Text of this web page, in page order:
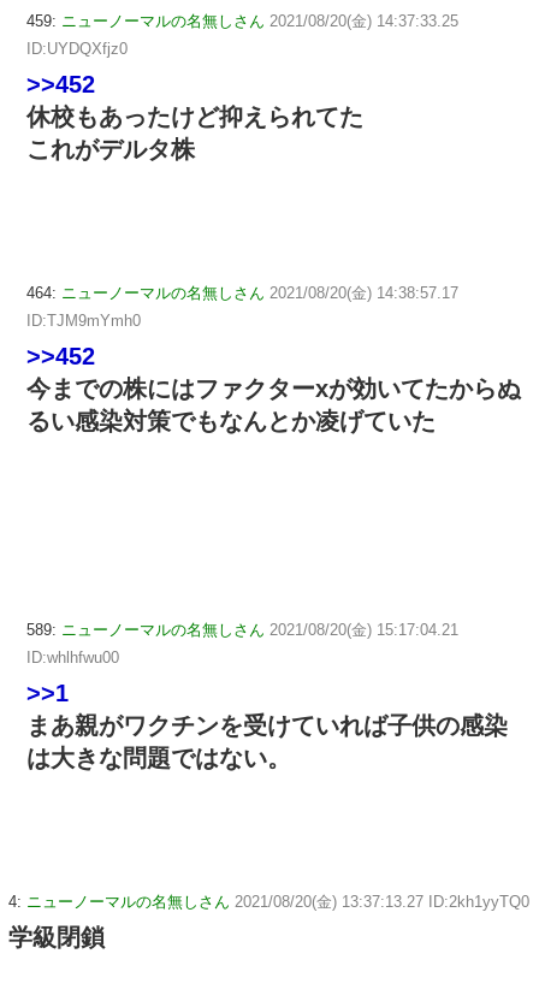
459: ニューノーマルの名無しさん 2021/08/20(金) 14:37:33.25
ID:UYDQXfjz0
>>452
休校もあったけど抑えられてた
これがデルタ株
464: ニューノーマルの名無しさん 2021/08/20(金) 14:38:57.17
ID:TJM9mYmh0
>>452
今までの株にはファクターxが効いてたからぬ
るい感染対策でもなんとか凌げていた
589: ニューノーマルの名無しさん 2021/08/20(金) 15:17:04.21
ID:whlhfwu00
>>1
まあ親がワクチンを受けていれば子供の感染
は大きな問題ではない。
4: ニューノーマルの名無しさん 2021/08/20(金) 13:37:13.27 ID:2kh1yyTQ0
学級閉鎖